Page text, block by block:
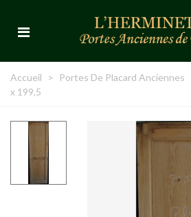
Accueil > Portes De Placard Anciennes
x 199,5